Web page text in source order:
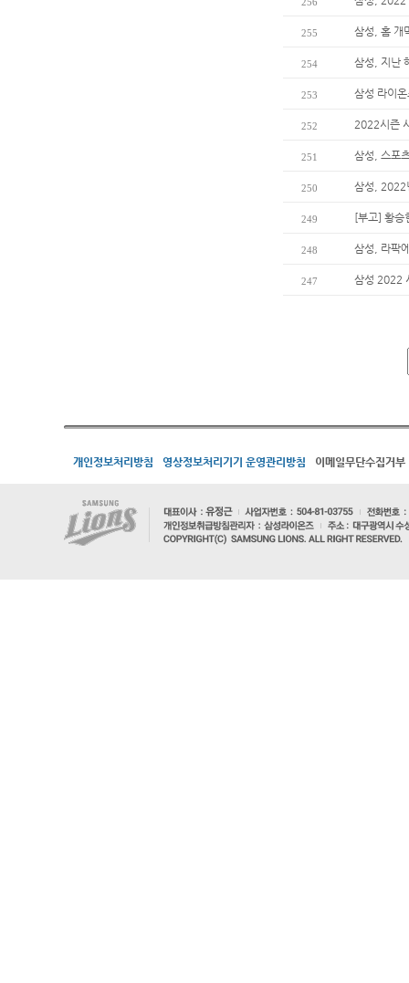
255 삼성, 홈 개
254 삼성, 지난
253 삼성 라이
252 2022시즌
251 삼성, 스포
250 삼성, 2022
249 [부고] 황승
248 삼성, 라팍
247 삼성 2022
개인정보처리방침 영상정보처리기기 운영관리방침 이메일무단수집거부